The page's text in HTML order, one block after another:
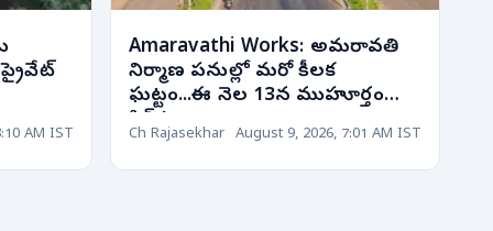
AM IST
Amaravathi Works: అమరావతి
నిర్మాణ పనుల్లో మరో కీలక
ఘట్టం...ఈ నెల 13న ముహూర్తం
ఫిక్స్!
Ch Rajasekhar August 9, 2026, 7:01 AM IST